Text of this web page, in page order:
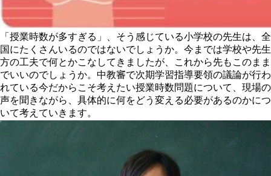
「授業時数が多すぎる」、そう感じている小学校の先生は、全
国にたくさんいるのではないでしょうか。今までは学校や先生
方の工夫で何とかこなしてきましたが、これから先もこのまま
でいいのでしょうか。中教審で次期学習指導要領の議論が行わ
れている今だからこそ考えたい授業時数問題について、現場の
声を聞きながら、具体的に何をどう変える必要があるのかにつ
いて考えていきます。